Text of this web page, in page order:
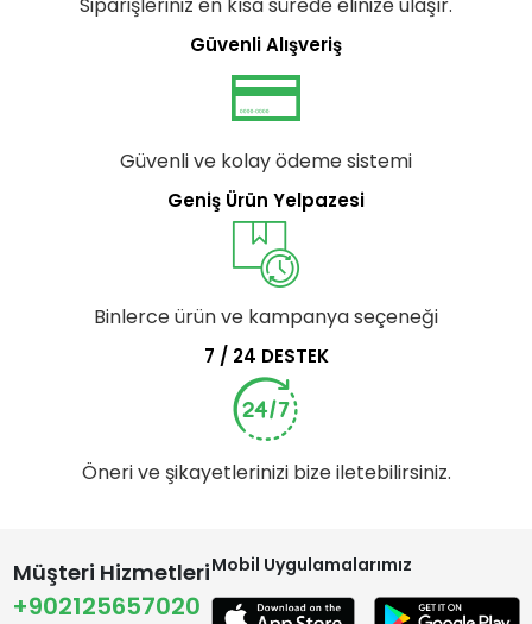
Güvenli Alışveriş
Güvenli ve kolay ödeme sistemi
Geniş Ürün Yelpazesi
Binlerce ürün ve kampanya seçeneği
7 / 24 DESTEK
Öneri ve şikayetlerinizi bize iletebilirsiniz.
Müşteri Hizmetleri
+902125657020
Mobil Uygulamalarımız